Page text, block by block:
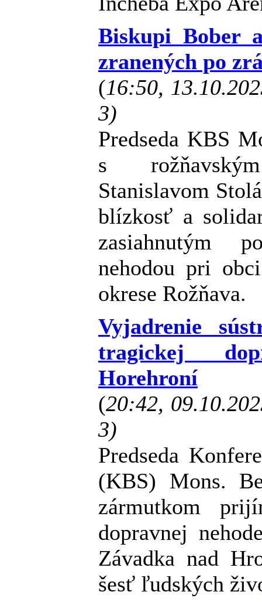
Biskupi Bober
zranených po
(16:50,
3)
Predseda KBS
s
Stanislavom
blízkosť a
zasiahnutým
nehodou pri
okrese Rožňava.
Vyjadrenie
tragickej
Horehroní
(20:42,
3)
Predseda
(KBS) Mons.
zármutkom
dopravnej
Závadka nad
šesť ľudských